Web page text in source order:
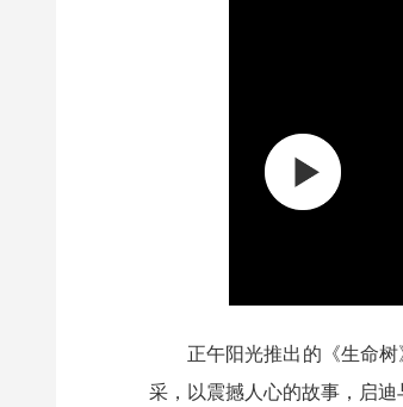
正午阳光推出的《生命
采，以震撼人心的故事，启迪